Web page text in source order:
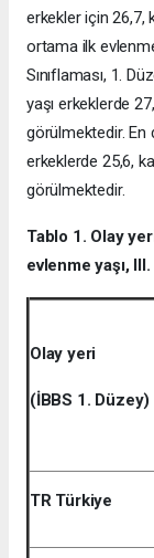
erkekler için 26,7,
ortama ilk
Sınıflaması, 1.
yaşı erkeklerde
görülmektedir. En
erkeklerde 25,6,
görülmektedir.
Tablo 1. Olay
evlenme yaşı,
Olay yeri
(İBBS 1. Düzey)
TR Türkiye